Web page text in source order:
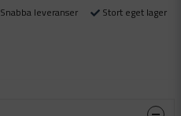
Snabba leveranser
Stort eget lager